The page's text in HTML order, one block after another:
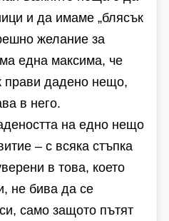
и да имаме „блясък
желание за
една максима, че
прави дадено нещо,
в него.
на едно нещо
– с всяка стъпка
в това, което
не бива да се
само защото пътят